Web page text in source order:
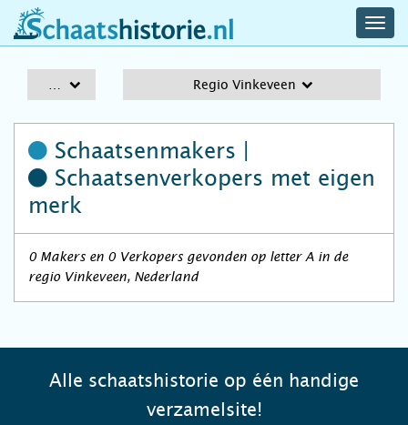
schaatshistorie.nl
Regio Vinkeveen
Schaatsenmakers |
Schaatsenverkopers met eigen
merk
0 Makers en 0 Verkopers gevonden op letter A in de
regio Vinkeveen, Nederland
Alle schaatshistorie op één handige
verzamelsite!